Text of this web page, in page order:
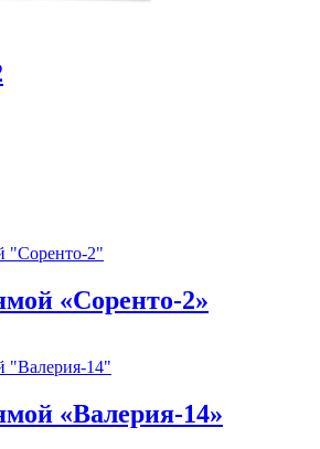
«Соренто-2»
«Валерия-14»